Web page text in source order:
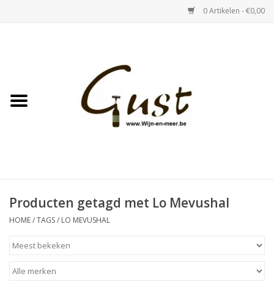
0 Artikelen - €0,00
Witte wijn
Bubbels & Vermout
Producten getagd met Lo Mevushal
HOME/TAGS/ LO MEVUSHAL